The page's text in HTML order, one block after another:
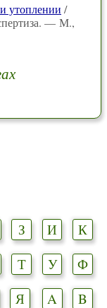
утоплении /
— М.,
З И
К
Т У
Ф
Я A
B